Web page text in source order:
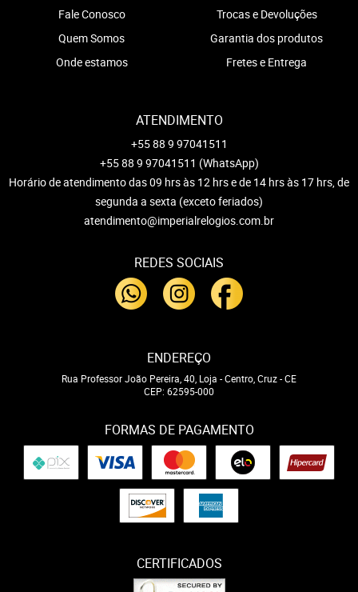
Fale Conosco
Quem Somos
Onde estamos
Trocas e Devoluções
Garantia dos produtos
Fretes e Entrega
ATENDIMENTO
+55 88 9 97041511
+55 88 9 97041511 (WhatsApp)
Horário de atendimento das 09 hrs às 12 hrs e de 14 hrs às 17 hrs, de
segunda a sexta (exceto feriados)
atendimento@imperialrelogios.com.br
REDES SOCIAIS
ENDEREÇO
Rua Professor João Pereira, 40, Loja -Centro, Cruz-CE
CEP: 62595-000
FORMAS DE PAGAMENTO
CERTIFICADOS